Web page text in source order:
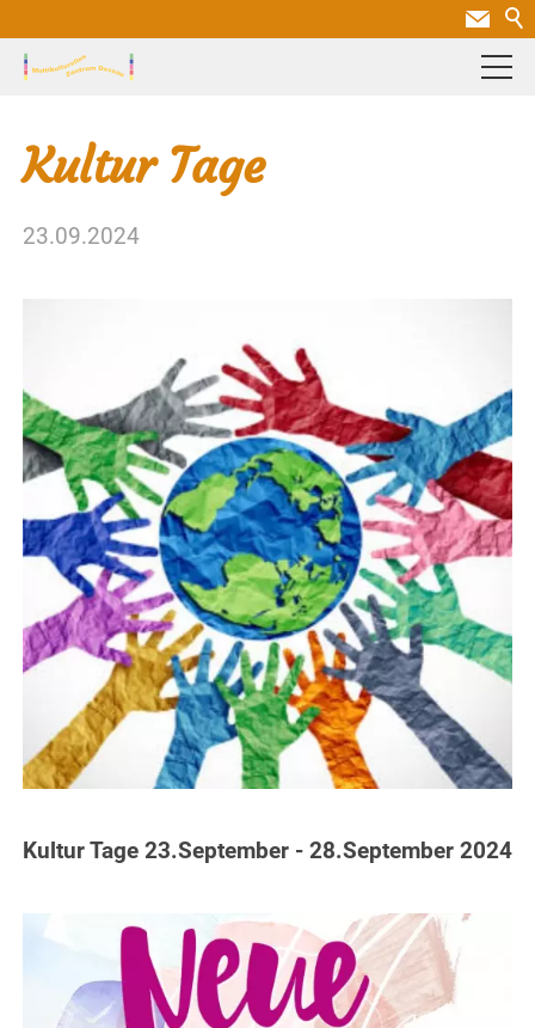
Kultur Tage
23.09.2024
Kultur Tage 23.September - 28.September 2024